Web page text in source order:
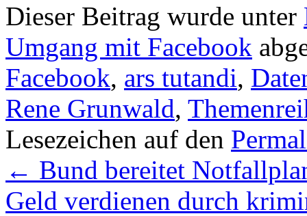
Dieser Beitrag wurde unter
Umgang mit Facebook
Facebook, ars tutandi,
Rene Grunwald,
Lesezeichen auf den
← Bund bereitet
Geld verdienen durch